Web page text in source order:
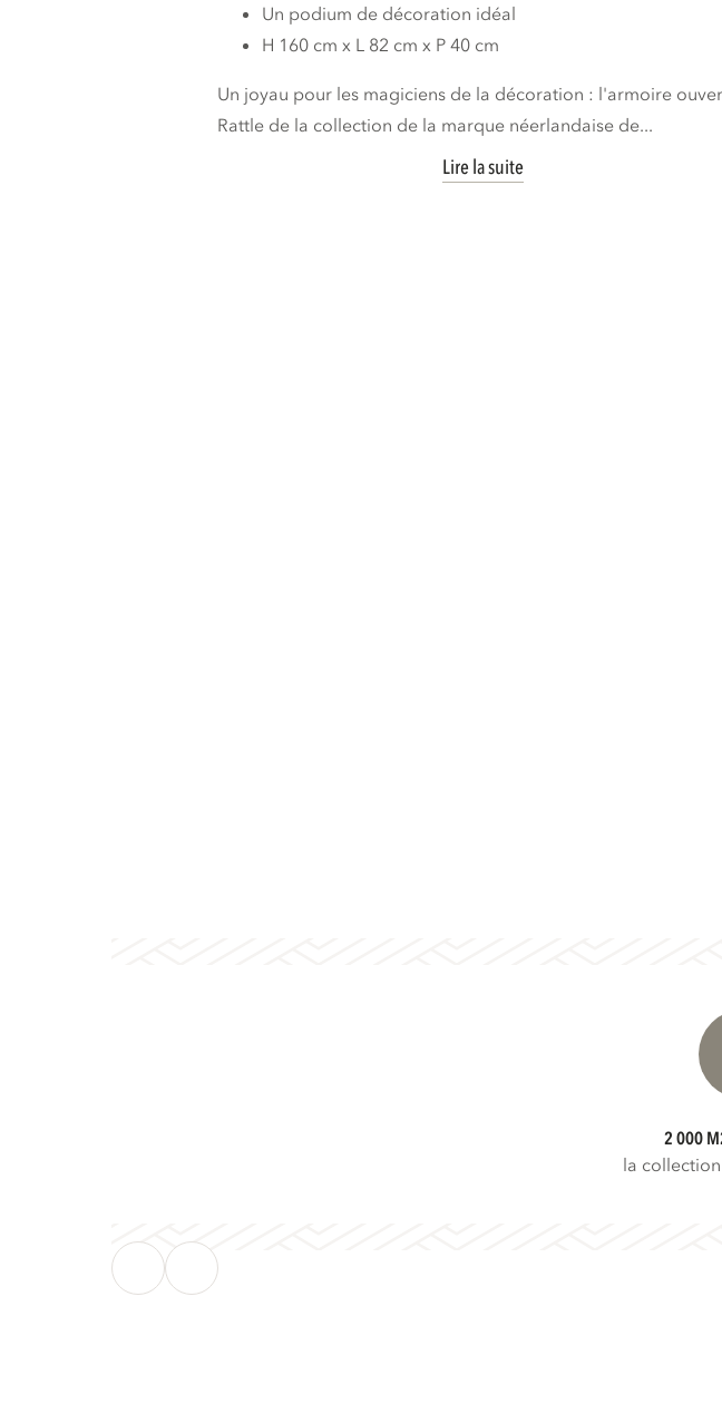
Un podium de décoration idéal
H 160 cm x L 82 cm x P 40 cm
Un joyau pour les magiciens de la décoration : l'armoire
Rattle de la collection de la marque néerlandaise de...
Lire la suite
2 000
la